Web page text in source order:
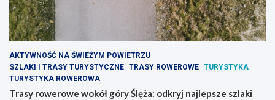
AKTYWNOŚĆ NA ŚWIEŻYM POWIETRZU
SZLAKI I TRASY TURYSTYCZNE TRASY ROWEROWE TURYSTYKA
TURYSTYKA ROWEROWA
Trasy rowerowe wokół góry Ślęża: odkryj najlepsze szlaki